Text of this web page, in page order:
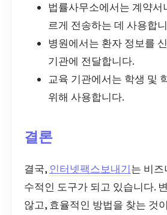
법률사무소에서는 계약서
르게 전송하는 데 사용합
병원에서는 환자 정보를
기관에 전달합니다.
교육 기관에서는 학생 및
위해 사용합니다.
결론
결국, 인터넷팩스보내기는 비
수적인 도구가 되고 있습니다.
않고, 효율적인 방법을 찾는 것